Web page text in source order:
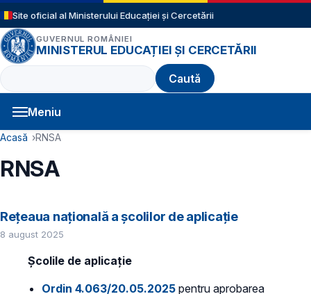
Sari la conținutul principal
Site oficial al Ministerului Educației și Cercetării
GUVERNUL ROMÂNIEI
MINISTERUL EDUCAȚIEI ȘI CERCETĂRII
Caută
Meniu
Navigație principală
Cale de navigare
Acasă RNSA
RNSA
Rețeaua națională a școlilor de aplicație
8 august 2025
Școlile de aplicație
Ordin 4.063/20.05.2025 pentru aprobarea